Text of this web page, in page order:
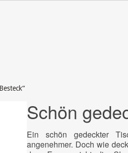
Schön
Ein schön gedeckter
angenehmer. Doch wie